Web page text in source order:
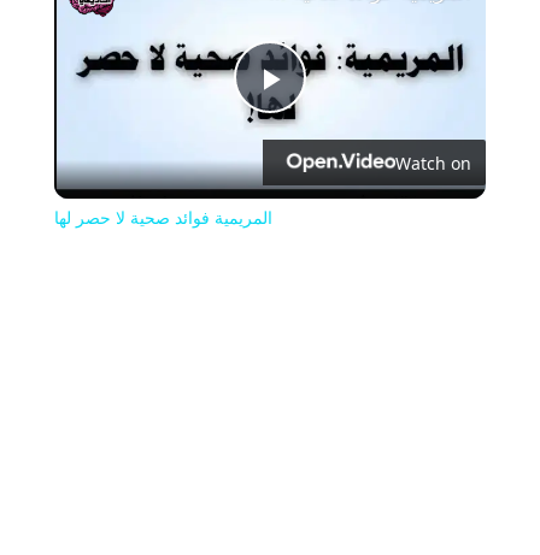
Play
Video
Watch on
المريمية فوائد صحية لا حصر لها